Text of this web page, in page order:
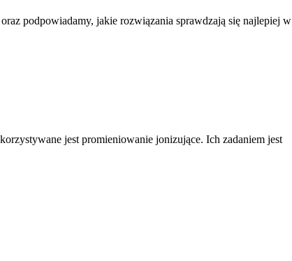
podpowiadamy, jakie rozwiązania sprawdzają się najlepiej w
jest promieniowanie jonizujące. Ich zadaniem jest